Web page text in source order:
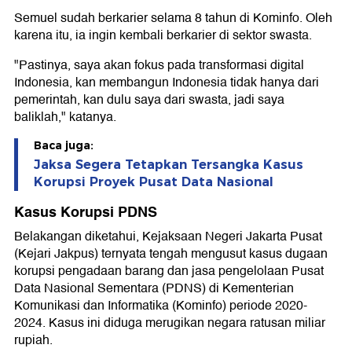
Semuel sudah berkarier selama 8 tahun di Kominfo. Oleh
karena itu, ia ingin kembali berkarier di sektor swasta.
"Pastinya, saya akan fokus pada transformasi digital
Indonesia, kan membangun Indonesia tidak hanya dari
pemerintah, kan dulu saya dari swasta, jadi saya
baliklah," katanya.
Baca juga:
Jaksa Segera Tetapkan Tersangka Kasus
Korupsi Proyek Pusat Data Nasional
Kasus Korupsi PDNS
Belakangan diketahui, Kejaksaan Negeri Jakarta Pusat
(Kejari Jakpus) ternyata tengah mengusut kasus dugaan
korupsi pengadaan barang dan jasa pengelolaan Pusat
Data Nasional Sementara (PDNS) di Kementerian
Komunikasi dan Informatika (Kominfo) periode 2020-
2024. Kasus ini diduga merugikan negara ratusan miliar
rupiah.